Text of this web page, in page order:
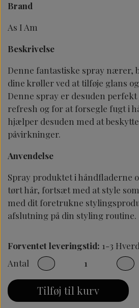
Brand
As I Am
Beskrivelse
Denne fantastiske spray nærer,
dine krøller ved at tilføje glans
Denne spray er desuden
refresh og for at forsegle fugt i
hjælper desuden med at
påvirkninger.
Anvendelse
Spray produktet i håndfladerne
tørt hår, fortsæt med at style
med dit foretrukne
afslutning på din styling routine.
Forventet leveringstid: 1-3
Antal
Tilføj til kurv